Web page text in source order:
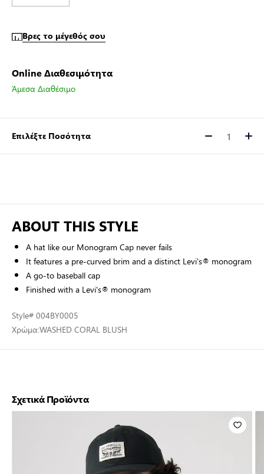
Βρες το μέγεθός σου
Online Διαθεσιμότητα
Άμεσα Διαθέσιμο
Επιλέξτε Ποσότητα Ποσότητα
ABOUT THIS STYLE
A hat like our Monogram Cap never fails
It features a pre-curved brim and a distinct Levi's® monogram
A go-to baseball cap
Finished with a Levi's® monogram
Style# 004BY0005
Χρώμα:WASHED CORAL BLUSH
Σχετικά Προϊόντα